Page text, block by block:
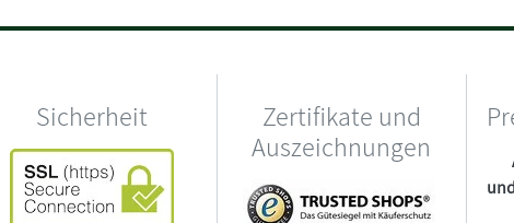
Sicherheit
Zertifikate und
Auszeichnungen